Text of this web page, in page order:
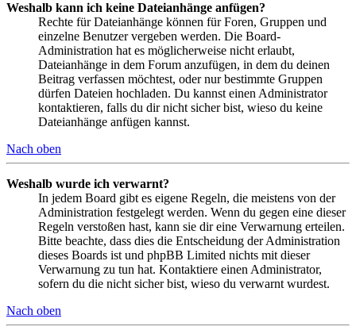
Weshalb kann ich keine Dateianhänge anfügen?
Rechte für Dateianhänge können für Foren, Gruppen und
einzelne Benutzer vergeben werden. Die Board-
Administration hat es möglicherweise nicht erlaubt,
Dateianhänge in dem Forum anzufügen, in dem du deinen
Beitrag verfassen möchtest, oder nur bestimmte Gruppen
dürfen Dateien hochladen. Du kannst einen Administrator
kontaktieren, falls du dir nicht sicher bist, wieso du keine
Dateianhänge anfügen kannst.
Nach oben
Weshalb wurde ich verwarnt?
In jedem Board gibt es eigene Regeln, die meistens von der
Administration festgelegt werden. Wenn du gegen eine dieser
Regeln verstoßen hast, kann sie dir eine Verwarnung erteilen.
Bitte beachte, dass dies die Entscheidung der Administration
dieses Boards ist und phpBB Limited nichts mit dieser
Verwarnung zu tun hat. Kontaktiere einen Administrator,
sofern du die nicht sicher bist, wieso du verwarnt wurdest.
Nach oben